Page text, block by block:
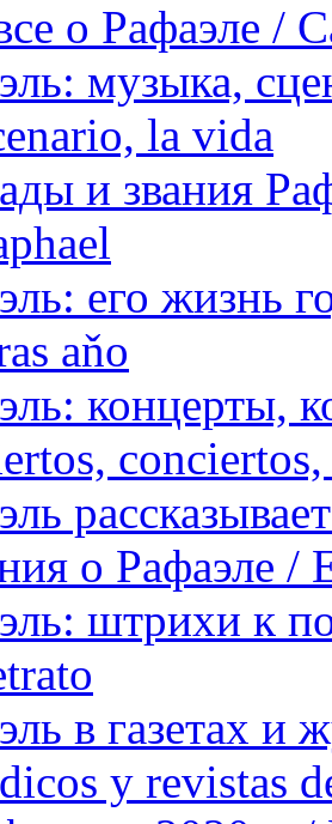
о Рафаэле /
музыка,
la vida
и звания
его жизнь
aňo
концерты,
о Рафаэле /
штрихи к
в газетах и
y revistas